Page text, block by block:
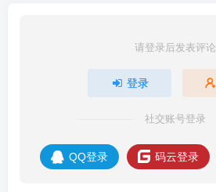
请登录后发表评论
登录
社交账号登录
QQ登录 码云登录